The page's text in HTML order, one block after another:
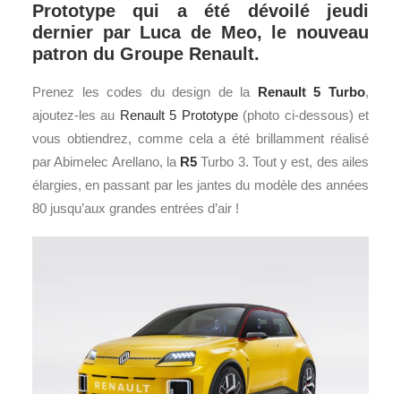
Prototype qui a été dévoilé jeudi
dernier par Luca de Meo, le nouveau
patron du Groupe Renault.
Prenez les codes du design de la Renault5 Turbo,
ajoutez-les au Renault 5 Prototype(photo ci-dessous) et
vous obtiendrez, comme cela a été brillamment réalisé
par Abimelec Arellano, la R5 Turbo 3. Tout y est, des ailes
élargies, en passant par les jantes du modèle des années
80 jusqu’aux grandes entrées d’air !